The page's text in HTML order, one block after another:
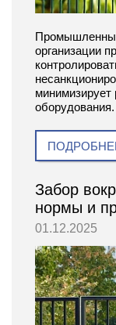
организации
минимизирует
оборудования.
Забор
нормы и
01.12.2025